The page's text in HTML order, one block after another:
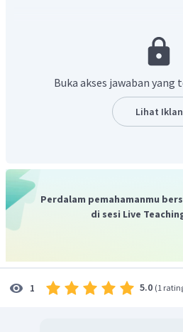
Dengan demikian, persamaan
soal yaitu :Buka akses jawaban
Lihat Iklan
Perdalam pemahamanmu
di sesi Live
1 5.0 (1